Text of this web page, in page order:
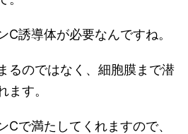
C誘導体が必要なんですね。
るのではなく、細胞膜まで潜
ます。
Cで満たしてくれますので、